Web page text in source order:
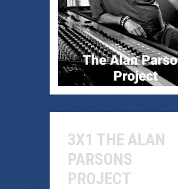
3X1 THE ALAN
PARSONS
PROJECT